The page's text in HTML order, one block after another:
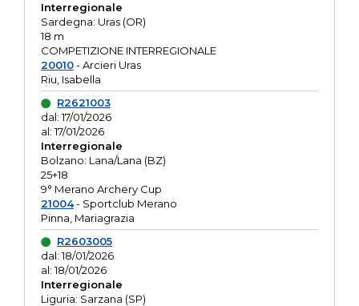
Interregionale
Sardegna: Uras (OR)
18 m
COMPETIZIONE INTERREGIONALE
20010- Arcieri Uras
Riu, Isabella
R2621003
dal: 17/01/2026
al: 17/01/2026
Interregionale
Bolzano: Lana/Lana (BZ)
25+18
9° Merano Archery Cup
21004- Sportclub Merano
Pinna, Mariagrazia
R2603005
dal: 18/01/2026
al: 18/01/2026
Interregionale
Liguria: Sarzana (SP)